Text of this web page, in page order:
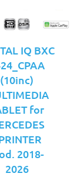
IQ BXC
(10inc)
for
2018-
2026